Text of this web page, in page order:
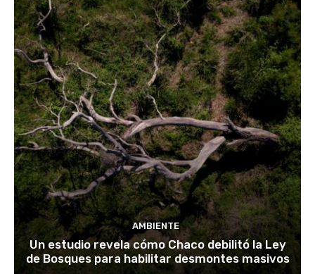
AMBIENTE
Un estudio revela cómo Chaco debilitó la Ley
de Bosques para habilitar desmontes masivos